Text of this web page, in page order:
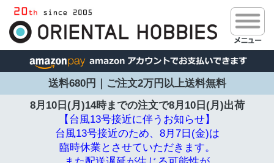
送料680円｜ご注文2万円以上送料無料
8月10日(月)14時までの注文で8月10日(月)出荷
【台風13号接近に伴うお知らせ】
台風13号接近のため、8月7日(金)は
臨時休業とさせていただきます。